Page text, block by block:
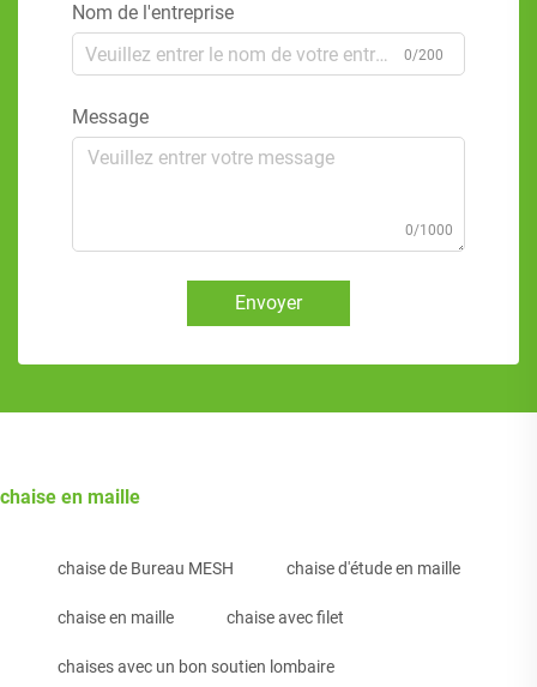
Nom de l'entreprise
0/200
Message
0/1000
Envoyer
chaise en maille
chaise de Bureau MESH chaise d'étude en maille
chaise en maille chaise avec filet
chaises avec un bon soutien lombaire